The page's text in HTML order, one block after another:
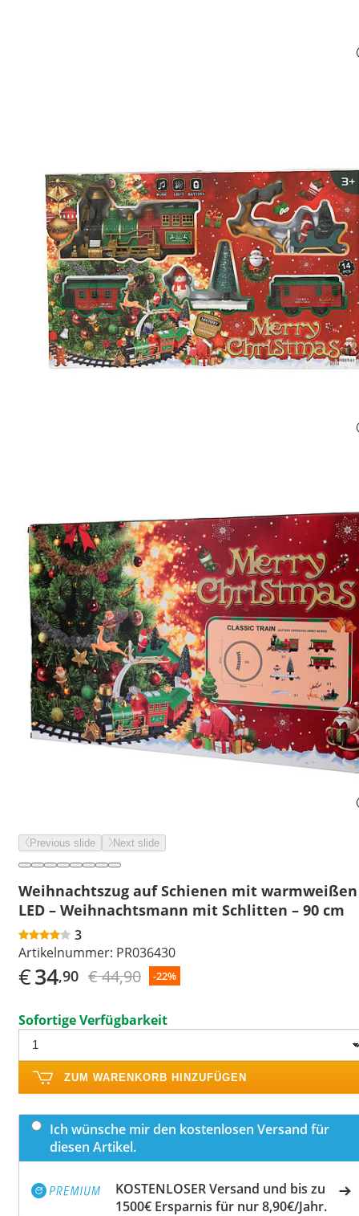
Previous slide Next slide
Weihnachtszug auf Schienen mit warmweißen
LED – Weihnachtsmann mit Schlitten – 90 cm
3
Artikelnummer: PR036430
€34,90 € 44,90 -22%
Sofortige Verfügbarkeit
ZUM WARENKORB HINZUFÜGEN
Ich wünsche mir den kostenlosen Versand für
diesen Artikel.
KOSTENLOSER Versand und bis zu
1500€ Ersparnis für nur 8,90€/Jahr.